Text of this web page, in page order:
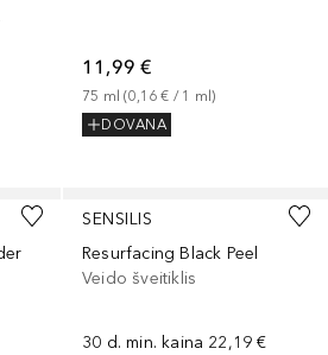
11,99 €
75 ml (0,16 € / 1 ml)
DOVANA
SENSILIS
Resurfacing Black Peel
Veido šveitiklis
30 d. min. kaina 22,19 €